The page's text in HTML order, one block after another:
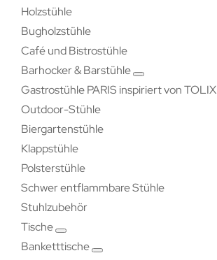
Holzstühle
Bugholzstühle
Café und Bistrostühle
Barhocker & Barstühle
Gastrostühle PARIS inspiriert von TOLIX
Outdoor-Stühle
Biergartenstühle
Klappstühle
Polsterstühle
Schwer entflammbare Stühle
Stuhlzubehör
Tische
Banketttische